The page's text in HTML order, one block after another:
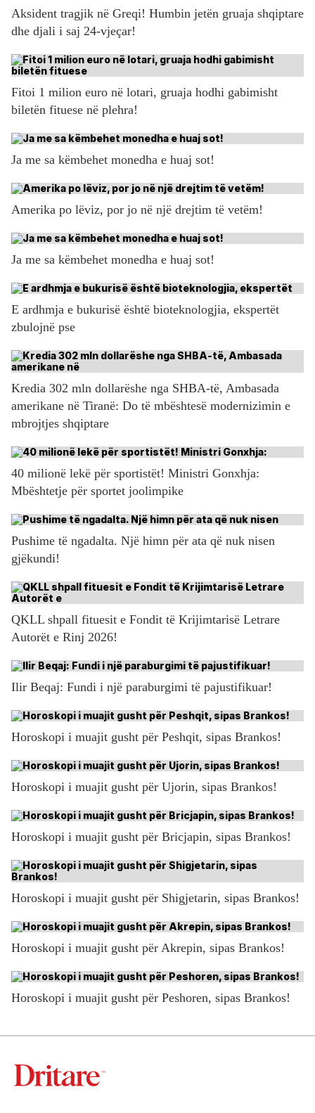
Aksident tragjik në Greqi! Humbin jetën gruaja shqiptare
dhe djali i saj 24-vjeçar!
Fitoi 1 milion euro në lotari, gruaja hodhi gabimisht
biletën fituese në plehra!
Ja me sa këmbehet monedha e huaj sot!
Amerika po lëviz, por jo në një drejtim të vetëm!
Ja me sa këmbehet monedha e huaj sot!
E ardhmja e bukurisë është bioteknologjia, ekspertët
zbulojnë pse
Kredia 302 mln dollarëshe nga SHBA-të, Ambasada
amerikane në Tiranë: Do të mbështesë modernizimin e
mbrojtjes shqiptare
40 milionë lekë për sportistët! Ministri Gonxhja:
Mbështetje për sportet joolimpike
Pushime të ngadalta. Një himn për ata që nuk nisen
gjëkundi!
QKLL shpall fituesit e Fondit të Krijimtarisë Letrare
Autorët e Rinj 2026!
Ilir Beqaj: Fundi i një paraburgimi të pajustifikuar!
Horoskopi i muajit gusht për Peshqit, sipas Brankos!
Horoskopi i muajit gusht për Ujorin, sipas Brankos!
Horoskopi i muajit gusht për Bricjapin, sipas Brankos!
Horoskopi i muajit gusht për Shigjetarin, sipas Brankos!
Horoskopi i muajit gusht për Akrepin, sipas Brankos!
Horoskopi i muajit gusht për Peshoren, sipas Brankos!